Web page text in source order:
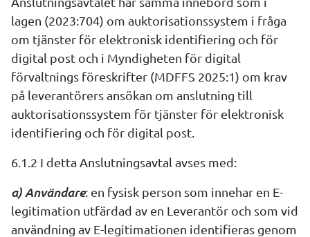
lagen (2023:704) om auktorisationssystem i fråga
om tjänster för elektronisk identifiering och för
digital post och i Myndigheten för digital
förvaltnings föreskrifter (MDFFS 2025:1) om krav
på leverantörers ansökan om anslutning till
auktorisationssystem för tjänster för elektronisk
identifiering och för digital post.
6.1.2 I detta Anslutningsavtal avses med:
a) Användare: en fysisk person som innehar en E-
legitimation utfärdad av en Leverantör och som vid
användning av E-legitimationen identifieras genom